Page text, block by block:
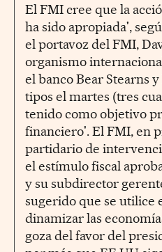
El FMI cree que la
ha sido apropiada',
el portavoz del FMI,
organismo
el banco Bear Stearns
tipos el martes (tres
tenido como objetivo
financiero'. El FMI, en
partidario de
el estímulo fiscal
y su subdirector
sugerido que se utilice
dinamizar las
goza del favor del